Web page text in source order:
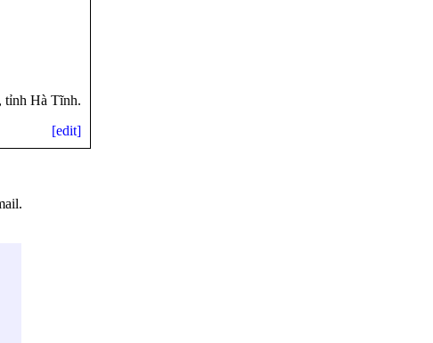
tỉnh Hà Tĩnh.
[edit]